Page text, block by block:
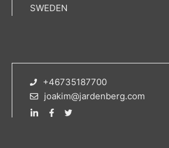
SWEDEN
+46735187700
joakim@jardenberg.com